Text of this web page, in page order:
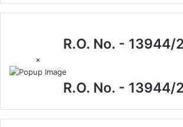
R.O. No. - 13944/
×
R.O. No. - 13944/